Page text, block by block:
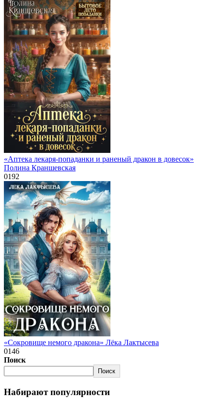
«Аптека лекаря-попаданки и раненый дракон в довесок»
Полина Краншевская
0192
«Сокровище немого дракона» Лёка Лактысева
0146
Поиск
Поиск
Набирают популярности